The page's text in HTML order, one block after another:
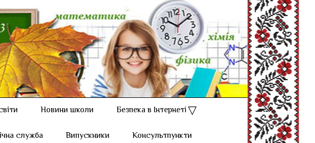
Новини школи
Безпека в Інтернеті
служба Випускники
Консультпункти